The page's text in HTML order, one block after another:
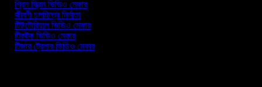
গ্রিন স্ক্রিন ভিডিও মেকার
জীবনী চলচ্চিত্র নির্মাতা
টিউটোরিয়াল ভিডিও মেকার
টিকটক ভিডিও মেকার
টিজার ট্রেলার ভিডিও মেকার